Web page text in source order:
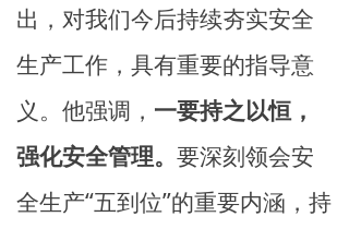
出，对我们今后持续夯实安全
生产工作，具有重要的指导意
义。他强调， 一要持之以恒，
强化安全管理。 要深刻领会安
全生产“五到位”的重要内涵，持